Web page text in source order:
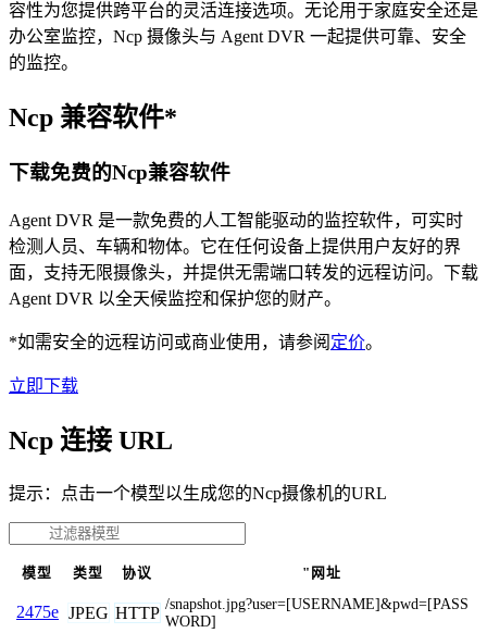
容性为您提供跨平台的灵活连接选项。无论用于家庭安全还是
办公室监控，Ncp 摄像头与 Agent DVR 一起提供可靠、安全
的监控。
Ncp 兼容软件*
下载免费的Ncp兼容软件
Agent DVR 是一款免费的人工智能驱动的监控软件，可实时
检测人员、车辆和物体。它在任何设备上提供用户友好的界
面，支持无限摄像头，并提供无需端口转发的远程访问。下载
Agent DVR 以全天候监控和保护您的财产。
*如需安全的远程访问或商业使用，请参阅 定价。
立即下载
Ncp 连接 URL
提示：点击一个模型以生成您的Ncp摄像机的URL
模型 类型 协议 "网址
2475e JPEG HTTP /snapshot.jpg?user=[USERNAME]&pwd=[PASS
WORD]